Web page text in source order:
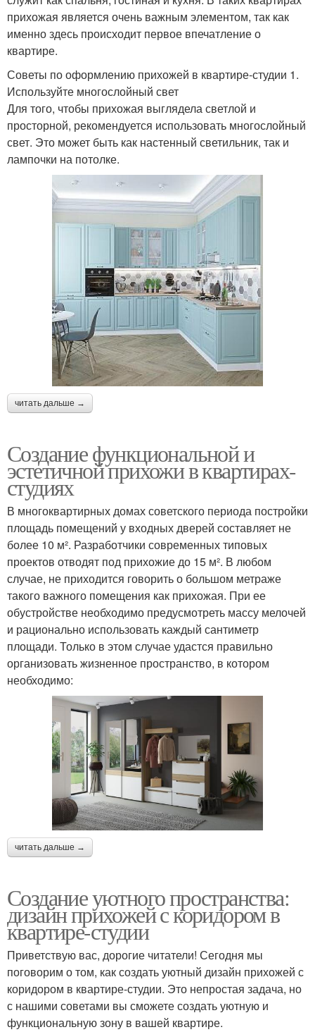
прихожая является очень важным элементом, так как
именно здесь происходит первое впечатление о
квартире.
Советы по оформлению прихожей в квартире-студии 1.
Используйте многослойный свет
Для того, чтобы прихожая выглядела светлой и
просторной, рекомендуется использовать многослойный
свет. Это может быть как настенный светильник, так и
лампочки на потолке.
читать дальше →
Создание функциональной и
эстетичной прихожи в квартирах-
студиях
В многоквартирных домах советского периода постройки
площадь помещений у входных дверей составляет не
более 10 м². Разработчики современных типовых
проектов отводят под прихожие до 15 м². В любом
случае, не приходится говорить о большом метраже
такого важного помещения как прихожая. При ее
обустройстве необходимо предусмотреть массу мелочей
и рационально использовать каждый сантиметр
площади. Только в этом случае удастся правильно
организовать жизненное пространство, в котором
необходимо:
читать дальше →
Создание уютного пространства:
дизайн прихожей с коридором в
квартире-студии
Приветствую вас, дорогие читатели! Сегодня мы
поговорим о том, как создать уютный дизайн прихожей с
коридором в квартире-студии. Это непростая задача, но
с нашими советами вы сможете создать уютную и
функциональную зону в вашей квартире.